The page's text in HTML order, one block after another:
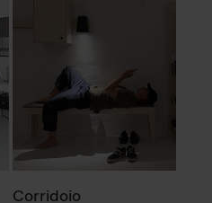
Corridoio